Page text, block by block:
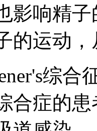
影响精
的运动
综合
合症的